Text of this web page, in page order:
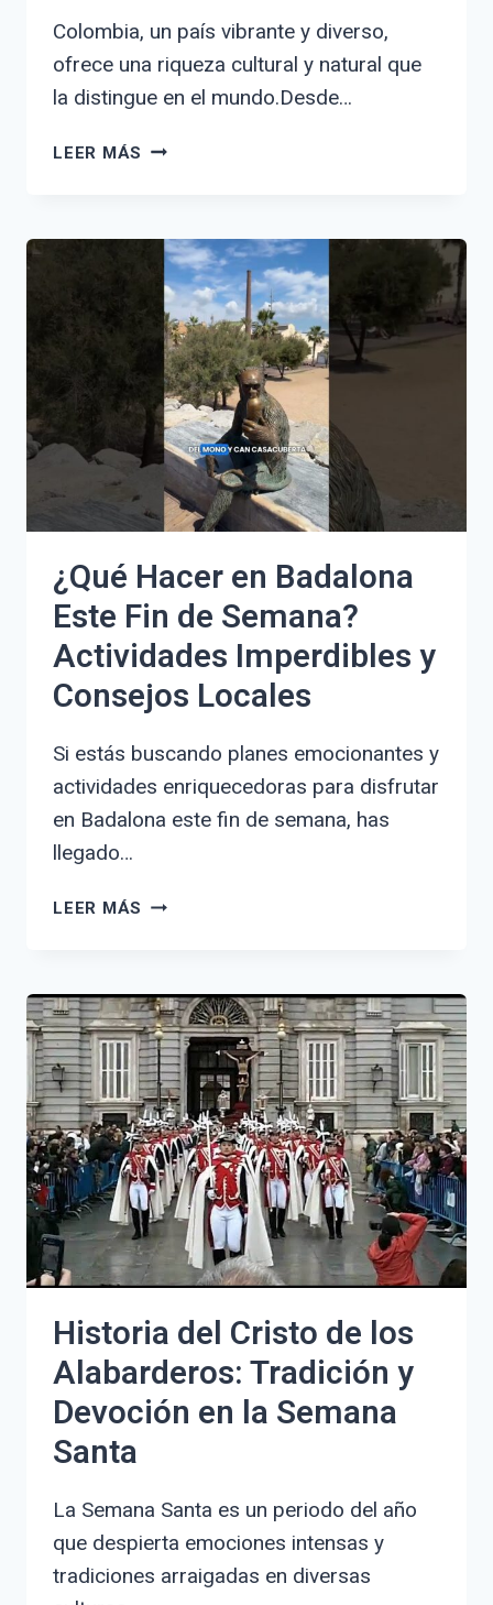
Colombia, un país vibrante y diverso,
ofrece una riqueza cultural y natural que
la distingue en el mundo.Desde…
LEER MÁS COSAS
NO
HAY
EN
ESPAÑA:
DESCUBRE
LO
ÚNICO
Y
AUTÉNTICO
LA
CAFETERA
¿Qué Hacer en Badalona
Este Fin de Semana?
Actividades Imperdibles y
Consejos Locales
Si estás buscando planes emocionantes y
actividades enriquecedoras para disfrutar
en Badalona este fin de semana, has
llegado…
LEER MÁS ¿QUÉ
ESTE
FIN
DE
SEMANA?
ACTIVIDADES
IMPERDIBLES
Y
CONSEJOS
LOCALES
Historia del Cristo de los
Alabarderos: Tradición y
Devoción en la Semana
Santa
La Semana Santa es un periodo del año
que despierta emociones intensas y
tradiciones arraigadas en diversas